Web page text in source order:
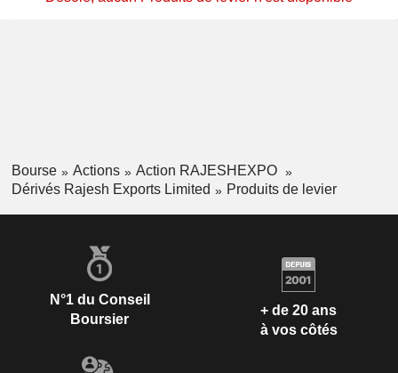
Bourse Actions
Action RAJESHEXPO
Dérivés Rajesh Exports Limited
Produits de levier
N°1 du Conseil
Boursier
+ de 20 ans
à vos côtés